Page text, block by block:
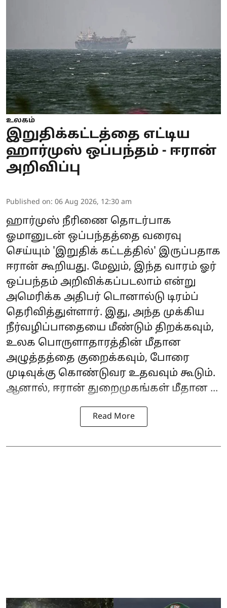
உலகம்
இறுதிக்கட்டத்தை எட்டிய
ஹார்முஸ் ஒப்பந்தம் - ஈரான்
அறிவிப்பு
Published on: 06 Aug 2026, 12:30 am
ஹார்முஸ் நீரிணை தொடர்பாக
ஓமானுடன் ஒப்பந்தத்தை வரைவு
செய்யும் 'இறுதிக் கட்டத்தில்' இருப்பதாக
ஈரான் கூறியது. மேலும், இந்த வாரம் ஓர்
ஒப்பந்தம் அறிவிக்கப்படலாம் என்று
அமெரிக்க அதிபர் டொனால்டு டிரம்ப்
தெரிவித்துள்ளார். இது, அந்த முக்கிய
நீர்வழிப்பாதையை மீண்டும் திறக்கவும்,
உலக பொருளாதாரத்தின் மீதான
அழுத்தத்தை குறைக்கவும், போரை
முடிவுக்கு கொண்டுவர உதவவும் கூடும்.
ஆனால், ஈரான் துறைமுகங்கள் மீதான ...
Read More